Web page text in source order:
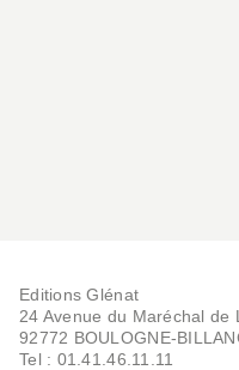
Editions Glénat
24 Avenue du Maréchal de
92772 BOULOGNE-
Tel : 01.41.46.11.11